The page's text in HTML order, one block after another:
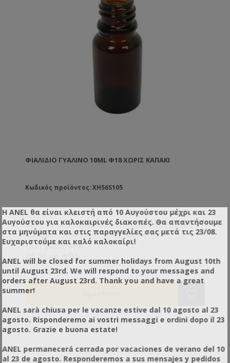
ΦΙΆΛΙΔΙΟ ΓΥΆΛΙΝΟ 10ML Φ18 ΧΩΡΙΣ ΚΑΠΑΚΙ
Κωδικός προϊόντος: XH56S105
Φιαλίδια για να τοποθετήσετε υγρά, όπως βάμμα
πρόπολης σε διάφορες χωρητικότητες.
€0,17 χωρίς ΦΠΑ
€0,21 με ΦΠΑ
Η ANEL θα είναι κλειστή από 10 Αυγούστου μέχρι και 23
Αυγούστου για καλοκαιρινές διακοπές. Θα απαντήσουμε
στα μηνύματα και στις παραγγελίες σας μετά τις 23/08.
Ευχαριστούμε και καλό καλοκαίρι!
ANEL will be closed for summer holidays from August 10th
until August 23rd. We will respond to your messages and
orders after August 23rd. Thank you and have a great
summer!
ANEL sarà chiusa per le vacanze estive dal 10 agosto al 23
agosto. Risponderemo ai vostri messaggi e ordini dopo il 23
agosto. Grazie e buona estate!
ANEL permanecerá cerrada por vacaciones de verano del 10
al 23 de agosto. Responderemos a sus mensajes y pedidos